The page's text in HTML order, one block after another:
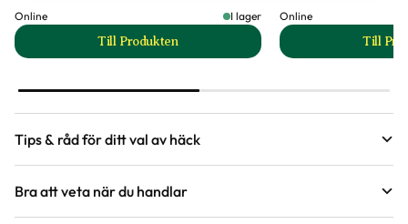
Art nr 264532
Online
I lager
Till Produkten
till Micro-Drip Startset Buskar & häckar
Online
Till
Tips & råd för ditt val av häck
Guide Guide
Bra att veta när du handlar